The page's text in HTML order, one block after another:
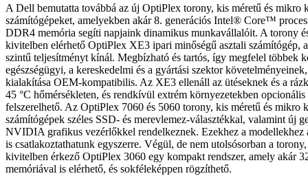
A Dell bemutatta továbbá az új OptiPlex torony, kis méretű és mikro
számítógépeket, amelyekben akár 8. generációs Intel® Core™
DDR4 memória segíti napjaink dinamikus munkavállalóit. A torony
kivitelben elérhető OptiPlex XE3 ipari minőségű asztali számítógép,
szintű teljesítményt kínál. Megbízható és tartós, így megfelel többek
egészségügyi, a kereskedelmi és a gyártási szektor
kialakítása OEM-kompatibilis. Az XE3 ellenáll az ütéseknek és a
45 °C hőmérsékleten, és rendkívül extrém környezetekben
felszerelhető. Az OptiPlex 7060 és 5060 torony, kis méretű és mikro
számítógépek széles SSD- és merevlemez-választékkal, valamint új
NVIDIA grafikus vezérlőkkel rendelkeznek. Ezekhez a modellekhez
is csatlakoztathatunk egyszerre. Végül, de nem utolsósorban a
kivitelben érkező OptiPlex 3060 egy kompakt rendszer, amely akár
memóriával is elérhető, és sokféleképpen rögzíthető.